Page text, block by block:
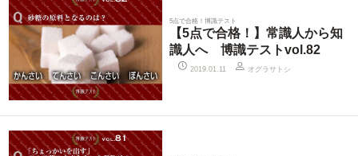
5点で合格！博識テスト
【5点で合格！】常識人から知
識人へ 博識テストvol.82
2019.01.11 オグラサトシ